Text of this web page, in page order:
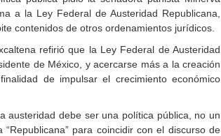
a la Ley Federal de Austeridad Republicana,
contenidos de otros ordenamientos jurídicos.
refirió que la Ley Federal de Austeridad
de México, y acercarse más a la creación
de impulsar el crecimiento económico
austeridad debe ser una política pública, no un
para coincidir con el discurso de